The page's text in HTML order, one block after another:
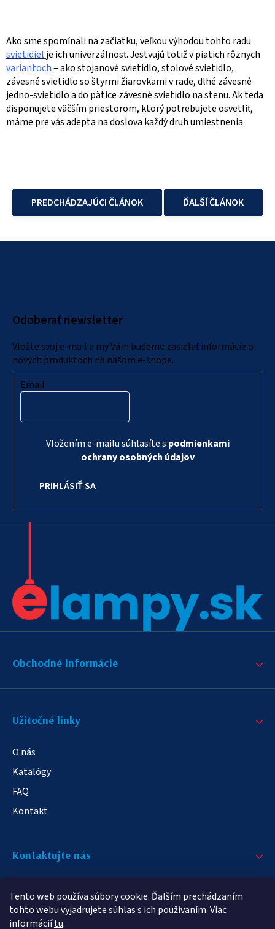
Tento web používa súbory cookie. Ďalším prechádzaním
tohto webu vyjadrujete súhlas s ich používaním. Viac
informáciítu.
Ako sme spomínali na začiatku, veľkou výhodou tohto radu
svietidielje ich univerzálnosť. Jestvujú totiž v piatich rôznych
variantoch– ako stojanové svietidlo, stolové svietidlo,
závesné svietidlo so štyrmi žiarovkami v rade, dlhé závesné
jedno-svietidlo a do pätice závesné svietidlo na stenu. Ak teda
disponujete väčším priestorom, ktorý potrebujete osvetliť,
máme pre vás adepta na doslova každý druh umiestnenia.
PREDCHÁDZAJÚCI ČLÁNOK ĎALŠÍ ČLÁNOK
Odoberať newsletter
Vložte svoj e-mail a my Vám budeme zasielať informácie o
nových produktoch na našom e-shope.
Email
Vložením e-mailu súhlasíte s podmienkami
ochrany osobných údajov
PRIHLÁSIŤ SA
Obchodné informácie
Užitočné linky
O nás
Katalógy
FAQ
Kontakt
Kontaktujte nás
info@elampa.sk